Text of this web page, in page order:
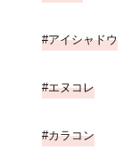
アイシャドウ
エヌコレ
カラコン